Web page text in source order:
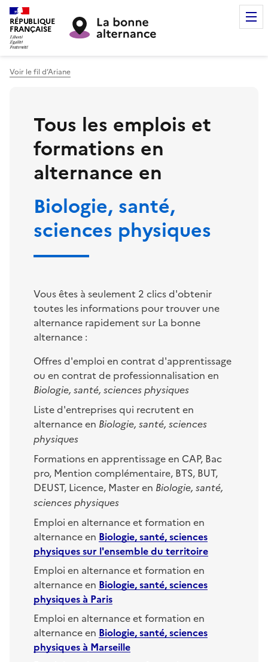
RÉPUBLIQUE
FRANÇAISE
Voir le fil d’Ariane
Tous les emplois et
formations en
alternance en
Biologie, santé,
sciences physiques
Vous êtes à seulement 2 clics d'obtenir
toutes les informations pour trouver une
alternance rapidement sur La bonne
alternance :
Offres d'emploi en contrat d'apprentissage
ou en contrat de professionnalisation en
Biologie, santé, sciences physiques
Liste d'entreprises qui recrutent en
alternance en Biologie, santé, sciences
physiques
Formations en apprentissage en CAP, Bac
pro, Mention complémentaire, BTS, BUT,
DEUST, Licence, Master en Biologie, santé,
sciences physiques
Emploi en alternance et formation en
alternance en Biologie, santé, sciences
physiquessur l'ensemble du territoire
Emploi en alternance et formation en
alternance en Biologie, santé, sciences
physiquesà Paris
Emploi en alternance et formation en
alternance en Biologie, santé, sciences
physiquesà Marseille